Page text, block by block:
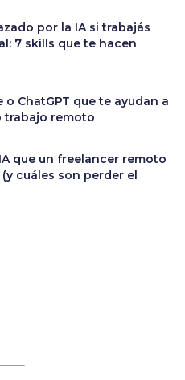
por la IA si trabajás
7 skills que te hacen
o ChatGPT que te ayudan a
trabajo remoto
que un freelancer remoto
cuáles son perder el